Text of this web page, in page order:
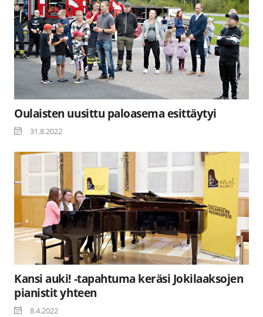
Oulaisten uusittu paloasema esittäytyi
31.8.2022
Kansi auki! -tapahtuma keräsi Jokilaaksojen
pianistit yhteen
8.4.2022